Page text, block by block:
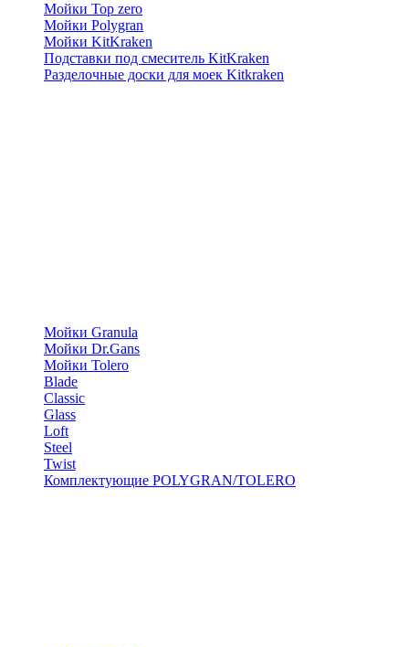
Мойки Top zero
Мойки Polygran
Мойки KitKraken
Подставки под смеситель KitKraken
Разделочные доски для моек Kitkraken
Мойки Granula
Мойки Dr.Gans
Мойки Tolero
Blade
Classic
Glass
Loft
Steel
Twist
Комплектующие POLYGRAN/TOLERO